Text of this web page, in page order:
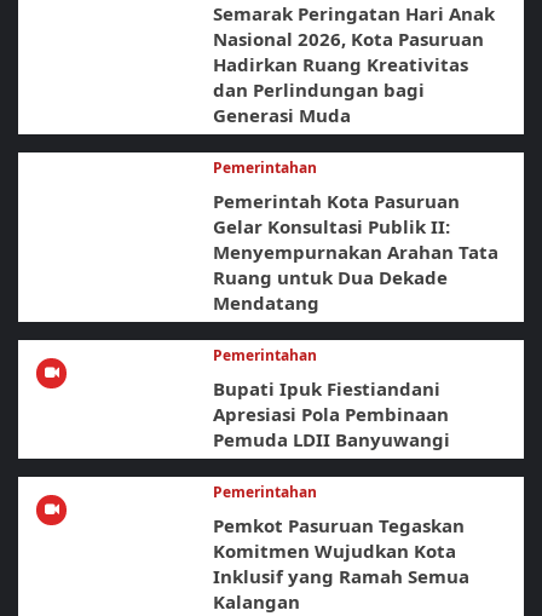
Semarak Peringatan Hari Anak
Nasional 2026, Kota Pasuruan
Hadirkan Ruang Kreativitas
dan Perlindungan bagi
Generasi Muda
Pemerintahan
Pemerintah Kota Pasuruan
Gelar Konsultasi Publik II:
Menyempurnakan Arahan Tata
Ruang untuk Dua Dekade
Mendatang
Pemerintahan
Bupati Ipuk Fiestiandani
Apresiasi Pola Pembinaan
Pemuda LDII Banyuwangi
Pemerintahan
Pemkot Pasuruan Tegaskan
Komitmen Wujudkan Kota
Inklusif yang Ramah Semua
Kalangan